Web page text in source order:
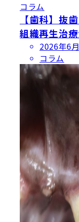
コラム
【歯科】抜
組織再生治
投
稿
日
2026年6
コラム